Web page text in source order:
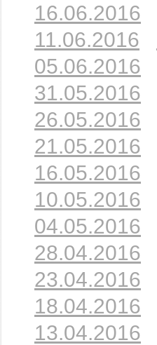
16.06.2016
11.06.2016
05.06.2016
31.05.2016
26.05.2016
21.05.2016
16.05.2016
10.05.2016
04.05.2016
28.04.2016
23.04.2016
18.04.2016
13.04.2016